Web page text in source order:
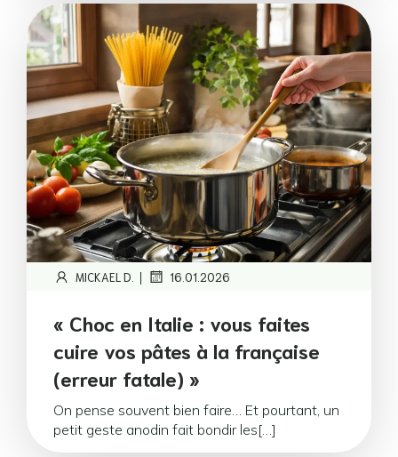
MICKAEL D. | 16.01.2026
« Choc en Italie : vous faites
cuire vos pâtes à la française
(erreur fatale) »
On pense souvent bien faire… Et pourtant, un
petit geste anodin fait bondir les[…]